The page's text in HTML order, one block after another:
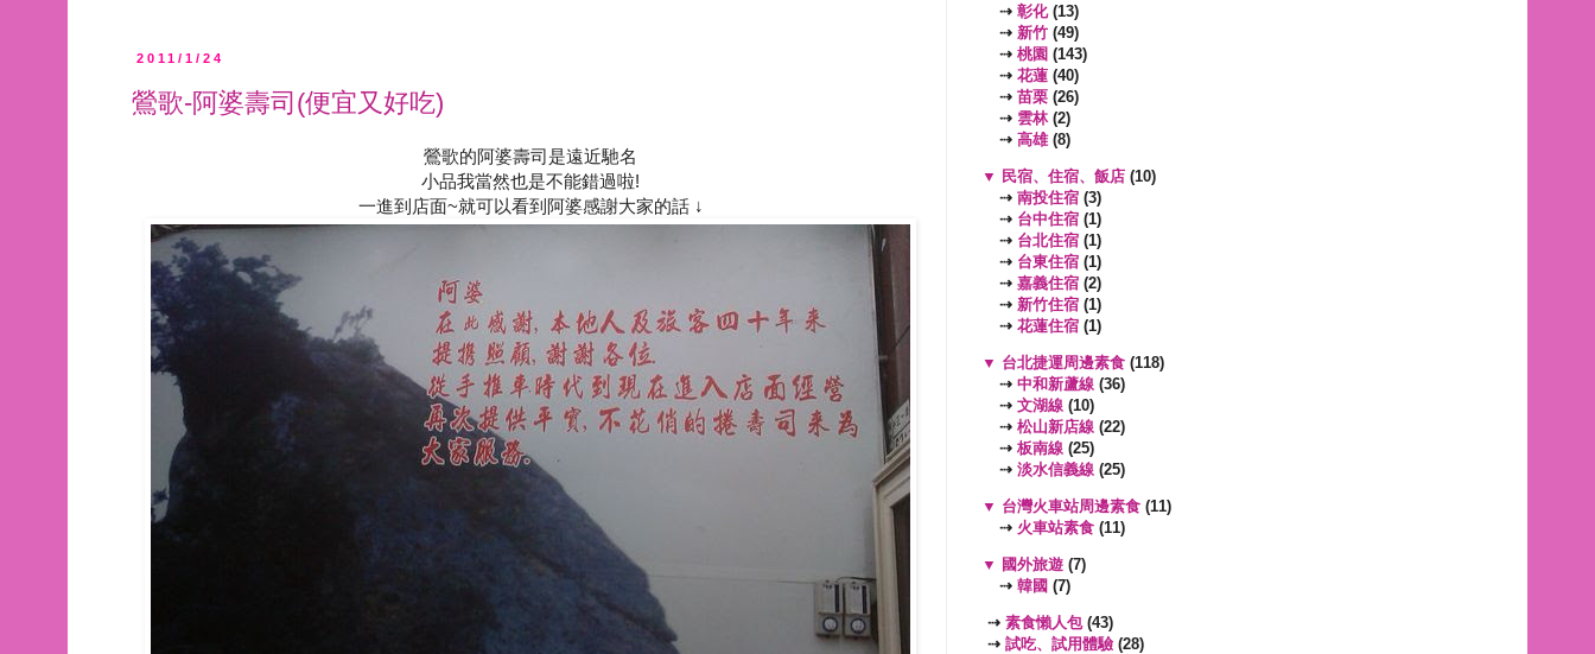
2011/1/24
鶯歌-阿婆壽司(便宜又好吃)
鶯歌的阿婆壽司是遠近馳名
小品我當然也是不能錯過啦!
一進到店面~就可以看到阿婆感謝大家的話 ↓
⇢ 彰化(13)
⇢ 新竹 (49)
⇢ 桃園 (143)
⇢ 花蓮 (40)
⇢ 苗栗 (26)
⇢ 雲林(2)
⇢ 高雄(8)
▼ 民宿、住宿、飯店 (10)
⇢ 南投住宿 (3)
⇢ 台中住宿 (1)
⇢ 台北住宿 (1)
⇢ 台東住宿 (1)
⇢ 嘉義住宿 (2)
⇢ 新竹住宿 (1)
⇢ 花蓮住宿 (1)
▼ 台北捷運周邊素食 (118)
⇢ 中和新蘆線 (36)
⇢ 文湖線 (10)
⇢ 松山新店線 (22)
⇢ 板南線 (25)
⇢ 淡水信義線 (25)
▼ 台灣火車站周邊素食 (11)
⇢ 火車站素食 (11)
▼ 國外旅遊 (7)
⇢ 韓國 (7)
⇢ 素食懶人包(43)
⇢ 試吃、試用體驗(28)